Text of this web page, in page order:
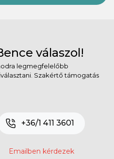
válaszol!
legmegfelelőbb
Szakértő támogatás
+36/1 411 3601
Emailben kérdezek